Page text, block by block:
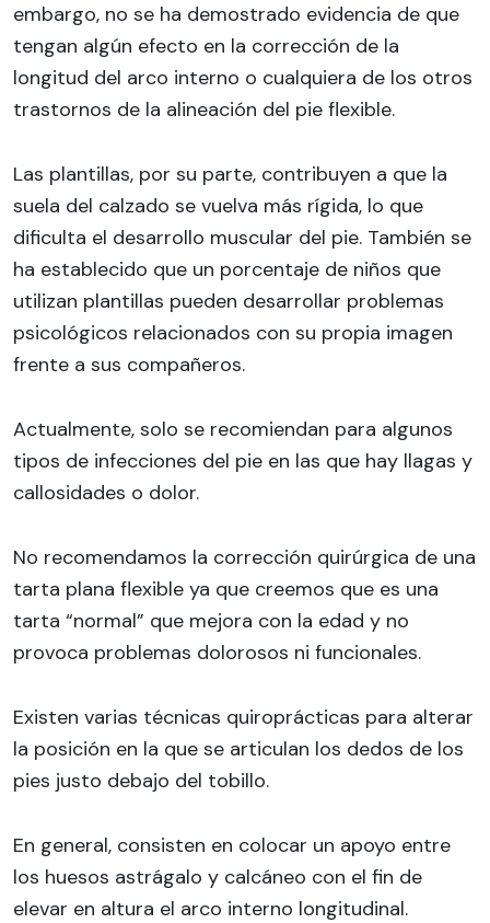
embargo, no se ha demostrado evidencia de que
tengan algún efecto en la corrección de la
longitud del arco interno o cualquiera de los otros
trastornos de la alineación del pie flexible.
Las plantillas, por su parte, contribuyen a que la
suela del calzado se vuelva más rígida, lo que
dificulta el desarrollo muscular del pie. También se
ha establecido que un porcentaje de niños que
utilizan plantillas pueden desarrollar problemas
psicológicos relacionados con su propia imagen
frente a sus compañeros.
Actualmente, solo se recomiendan para algunos
tipos de infecciones del pie en las que hay llagas y
callosidades o dolor.
No recomendamos la corrección quirúrgica de una
tarta plana flexible ya que creemos que es una
tarta “normal” que mejora con la edad y no
provoca problemas dolorosos ni funcionales.
Existen varias técnicas quiroprácticas para alterar
la posición en la que se articulan los dedos de los
pies justo debajo del tobillo.
En general, consisten en colocar un apoyo entre
los huesos astrágalo y calcáneo con el fin de
elevar en altura el arco interno longitudinal.